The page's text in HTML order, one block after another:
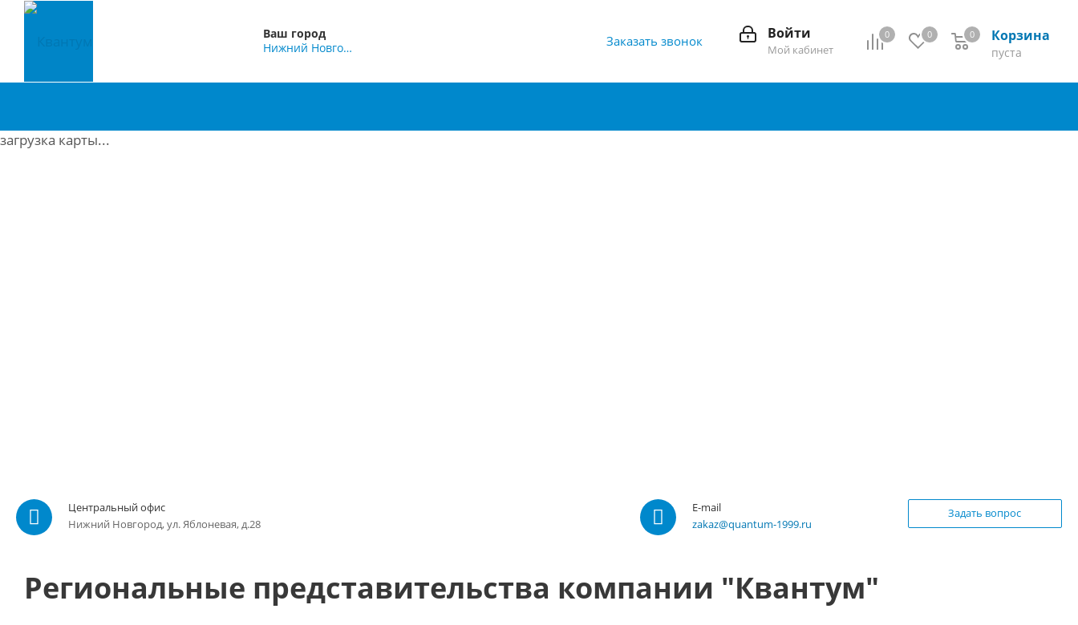
Ваш город
Нижний Новгород
0 0 Корзина
0
пуста
0
Войти
Мой кабинет
Заказать звонок
загрузка карты...
Центральный офис
Нижний Новгород, ул. Яблоневая, д.28
E-mail
zakaz@quantum-1999.ru
Задать вопрос
Региональные представительства компании "Квантум"